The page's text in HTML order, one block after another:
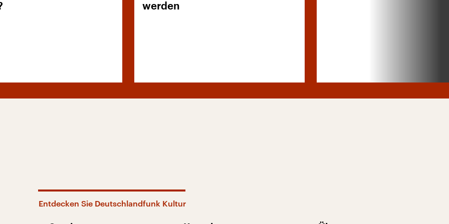
werden
Entdecken Sie Deutschlandfunk Kultur